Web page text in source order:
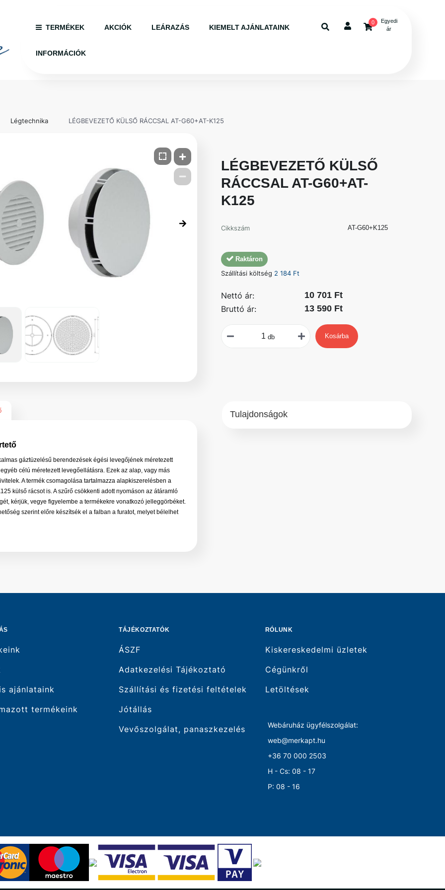
TERMÉKEK AKCIÓK LEÁRAZÁS KIEMELT AJÁNLATAINK
INFORMÁCIÓK
0
Egyedi
ár
Légtechnika LÉGBEVEZETŐ KÜLSŐ RÁCCSAL AT-G60+AT-K125
LÉGBEVEZETŐ KÜLSŐ
RÁCCSAL AT-G60+AT-
K125
Cikkszám AT-G60+K125
Raktáron
Szállítási költség 2 184 Ft
Nettó ár:
10 701 Ft
Bruttó ár:
13 590 Ft
db Kosárba
gáztüzelésű berendezések égési levegőjének méretezett
célú méretezett levegőellátásra. Ezek az alap, vagy más
A termék csomagolása tartalmazza alapkiszerelésben a
külső rácsot is. A szűrő csökkenti adott nyomáson az átáramló
kérjük, vegye figyelembe a termékekre vonatkozó jelleggörbéket.
szerint előre készítsék el a falban a furatot, melyet bélelhet
csővel (amely lejtsen kifelé), de javasoljuk az NA 125 méretű KG-
a gyártó által megadott adatok.
nem tudunk felelősséget vállalni!
Tulajdonságok
ajánlataink
termékeink
TÁJÉKOZTATÓK
ÁSZF
Adatkezelési Tájékoztató
Szállítási és fizetési feltételek
Jótállás
Vevőszolgálat, panaszkezelés
RÓLUNK
Kiskereskedelmi üzletek
Cégünkről
Letöltések
Webáruház ügyfélszolgálat:
web@merkapt.hu
+36 70 000 2503
H - Cs: 08 - 17
P: 08 - 16